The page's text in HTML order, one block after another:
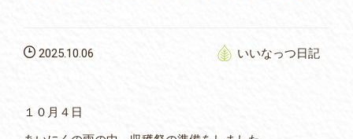
いなつについて
いいなっつ日記
2025.10.06
１０月４日